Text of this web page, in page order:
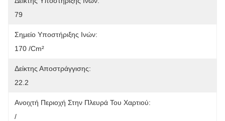
79
Σημείο Υποστήριξης Ινών:
170 /cm²
Δείκτης Αποστράγγισης:
22.2
Ανοιχτή Περιοχή Στην Πλευρά Του Χαρτιού:
/